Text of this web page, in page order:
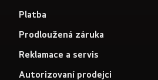
Platba
Prodloužená záruka
Reklamace a servis
Autorizovaní prodejci